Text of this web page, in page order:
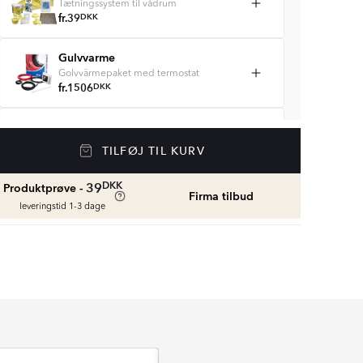
Tætningssystem til vådrum
fr.39DKK
Gulvvarme
Golvvärmepaket med termostat
fr.1506DKK
Vådrumssilikone
Se farver og beregn den rette mængde
vådrumssilikone
fr.79
Rengøring & Vedligeholdelse
TILFØJ TIL KURV
Produktprøve - 39DKK
leveringstid 1-3 dage
Firma tilbud